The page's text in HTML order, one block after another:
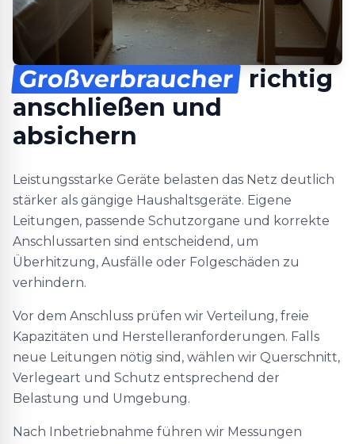
Großverbraucher richtig
anschließen und
absichern
Leistungsstarke Geräte belasten das Netz deutlich
stärker als gängige Haushaltsgeräte. Eigene
Leitungen, passende Schutzorgane und korrekte
Anschlussarten sind entscheidend, um
Überhitzung, Ausfälle oder Folgeschäden zu
verhindern.
Vor dem Anschluss prüfen wir Verteilung, freie
Kapazitäten und Herstelleranforderungen. Falls
neue Leitungen nötig sind, wählen wir Querschnitt,
Verlegeart und Schutz entsprechend der
Belastung und Umgebung.
Nach Inbetriebnahme führen wir Messungen